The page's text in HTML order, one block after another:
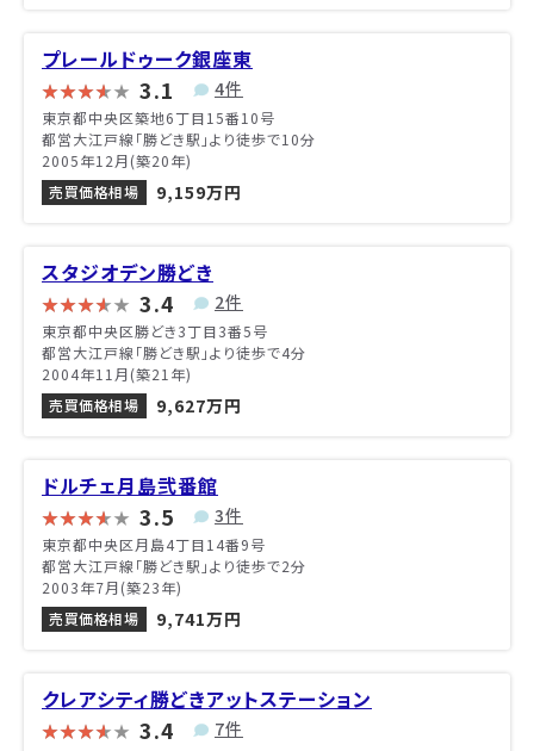
プレールドゥーク銀座東
3.1 4件
東京都中央区築地6丁目15番10号
都営大江戸線「勝どき駅」より徒歩で10分
2005年12月(築20年)
売買価格相場
9,159万円
スタジオデン勝どき
3.4 2件
東京都中央区勝どき3丁目3番5号
都営大江戸線「勝どき駅」より徒歩で4分
2004年11月(築21年)
売買価格相場
9,627万円
ドルチェ月島弐番館
3.5 3件
東京都中央区月島4丁目14番9号
都営大江戸線「勝どき駅」より徒歩で2分
2003年7月(築23年)
売買価格相場
9,741万円
クレアシティ勝どきアットステーション
3.4 7件